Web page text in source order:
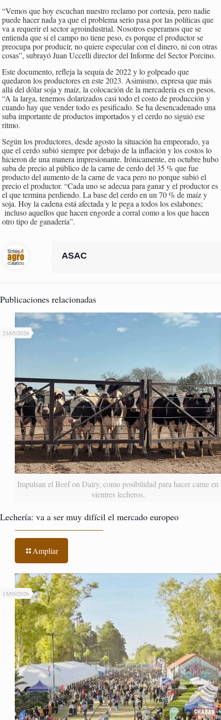
“Vemos que hoy escuchan nuestro reclamo por cortesía, pero nadie
puede hacer nada ya que el problema serio pasa por las políticas que
va a requerir el sector agroindustrial. Nosotros esperamos que se
entienda que si el campo no tiene peso, es porque el productor se
preocupa por producir, no quiere especular con el dinero, ni con otras
cosas”, subrayó Juan Uccelli director del Informe del Sector Porcino.
Este documento, refleja la sequía de 2022 y lo golpeado que
quedaron los productores en este 2023. Asimismo, expresa que más
allá del dólar soja y maíz, la colocación de la mercadería es en pesos.
“A la larga, tenemos dolarizados casi todo el costo de producción y
cuando hay que vender todo es pesificado. Se ha desencadenado una
suba importante de productos importados y el cerdo no siguió ese
ritmo.
Según los productores, desde agosto la situación ha empeorado, ya
que el cerdo subió siempre por debajo de la inflación y los costos lo
hicieron de una manera impresionante. Irónicamente, en octubre hubo
suba de precio al público de la carne de cerdo del 35 % que fue
producto del aumento de la carne de vaca pero no porque subió el
precio el productor. “Cada uno se adecua para ganar y el productor es
el que termina perdiendo. La base del cerdo en un 70 % de maíz y
soja. Hoy la cadena está afectada y le pega a todos los eslabones;
incluso aquellos que hacen engorde a corral como a los que hacen
otro tipo de ganadería”.
ASAC
Publicaciones relacionadas
Impulsan el Beef on Dairy, como posibilidad para hacer carne en
vientres lecheros.
23/05/2026
Lechería: va a ser muy difícil el mercado europeo
Ampliar
15/05/2026